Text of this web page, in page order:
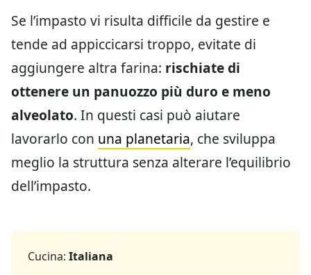
Se l’impasto vi risulta difficile da gestire e
tende ad appiccicarsi troppo, evitate di
aggiungere altra farina: rischiate di
ottenere un panuozzo più duro e meno
alveolato. In questi casi può aiutare
lavorarlo con una planetaria, che sviluppa
meglio la struttura senza alterare l’equilibrio
dell’impasto.
Cucina: Italiana